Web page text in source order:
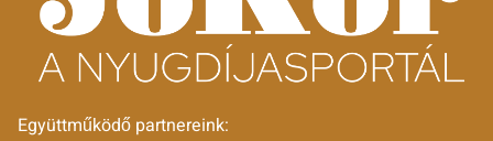
Együttműködő partnereink: